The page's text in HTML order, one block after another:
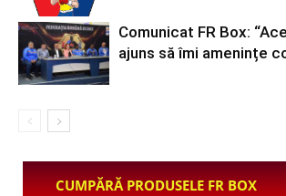
Comunicat FR Box:
ajuns să îmi amenințe
CUMPĂRĂ PRODUSELE FR BOX